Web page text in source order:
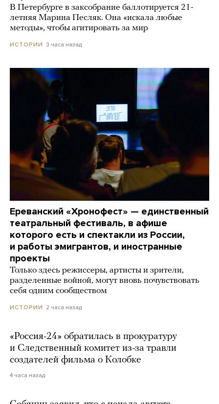
В Петербурге в заксобрание баллотируется 21-
летняя Марина Песляк. Она «искала любые
методы», чтобы агитировать за мир
ИСТОРИИ 3 часа назад
Ереванский «Хронофест» — единственный
театральный фестиваль, в афише
которого есть и спектакли из России,
и работы эмигрантов, и иностранные
проекты
Только здесь режиссеры, артисты и зрители,
разделенные войной, могут вновь почувствовать
себя одним сообществом
ИСТОРИИ 2 часа назад
«Россия-24» обратилась в прокуратуру
и Следственный комитет из-за травли
создателей фильма о Колобке
4 часа назад